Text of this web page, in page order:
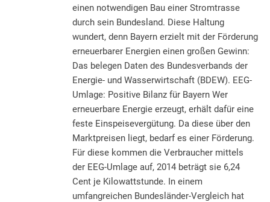
einen notwendigen Bau einer Stromtrasse
durch sein Bundesland. Diese Haltung
wundert, denn Bayern erzielt mit der Förderung
erneuerbarer Energien einen großen Gewinn:
Das belegen Daten des Bundesverbands der
Energie- und Wasserwirtschaft (BDEW). EEG-
Umlage: Positive Bilanz für Bayern Wer
erneuerbare Energie erzeugt, erhält dafür eine
feste Einspeisevergütung. Da diese über den
Marktpreisen liegt, bedarf es einer Förderung.
Für diese kommen die Verbraucher mittels
der EEG-Umlage auf, 2014 beträgt sie 6,24
Cent je Kilowattstunde. In einem
umfangreichen Bundesländer-Vergleich hat